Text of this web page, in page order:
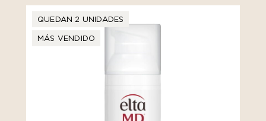
QUEDAN 2 UNIDADES
MÁS VENDIDO